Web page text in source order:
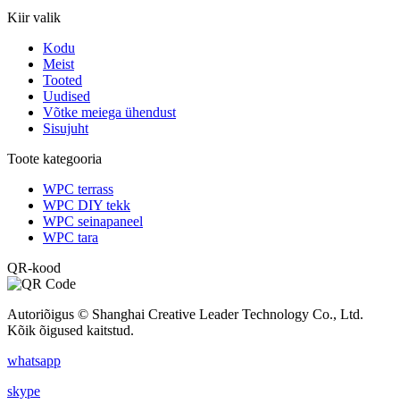
Kiir valik
Kodu
Meist
Tooted
Uudised
Võtke meiega ühendust
Sisujuht
Toote kategooria
WPC terrass
WPC DIY tekk
WPC seinapaneel
WPC tara
QR-kood
Autoriõigus © Shanghai Creative Leader Technology Co., Ltd.
Kõik õigused kaitstud.
whatsapp
skype